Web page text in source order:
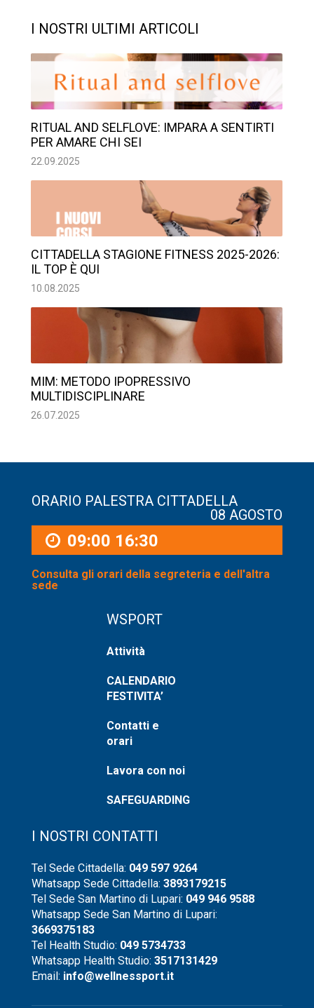
I NOSTRI ULTIMI ARTICOLI
RITUAL AND SELFLOVE: IMPARA A SENTIRTI
PER AMARE CHI SEI
22.09.2025
CITTADELLA STAGIONE FITNESS 2025-2026:
IL TOP È QUI
10.08.2025
MIM: METODO IPOPRESSIVO
MULTIDISCIPLINARE
26.07.2025
ORARIO PALESTRA CITTADELLA
08 AGOSTO
09:00 16:30
Consulta gli orari della segreteria e dell'altra
sede
WSPORT
Attività
CALENDARIO
FESTIVITA’
Contatti e
orari
Lavora con noi
SAFEGUARDING
I NOSTRI CONTATTI
Tel Sede Cittadella: 049 597 9264
Whatsapp Sede Cittadella: 3893179215
Tel Sede San Martino di Lupari: 049 946 9588
Whatsapp Sede San Martino di Lupari:
3669375183
Tel Health Studio: 049 5734733
Whatsapp Health Studio: 3517131429
Email: info@wellnessport.it